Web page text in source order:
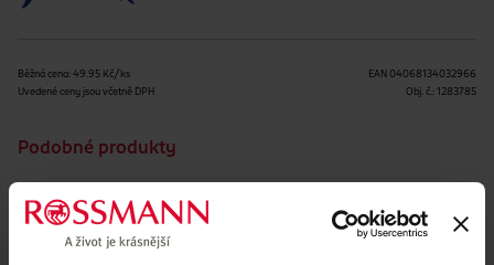
Běžná cena: 49.95 Kč/ks
Uvedené ceny jsou včetně DPH
EAN 04068134032966
Obj. č.: 1283785
Podobné produkty